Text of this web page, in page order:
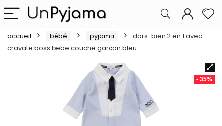
accueil bébé pyjama
dors-bien 2 en 1 avec
cravate boss bebe couche garcon bleu
- 35%